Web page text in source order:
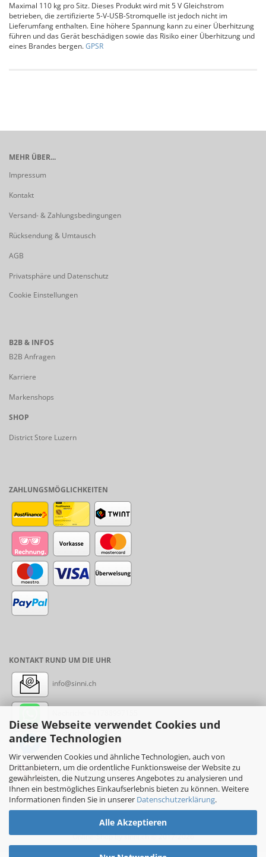
Diese Webseite verwendet Cookies und
andere Technologien
Wir verwenden Cookies und ähnliche Technologien, auch von
Drittanbietern, um die ordentliche Funktionsweise der Website zu
gewährleisten, die Nutzung unseres Angebotes zu analysieren und
Ihnen ein bestmögliches Einkaufserlebnis bieten zu können. Weitere
Informationen finden Sie in unserer Datenschutzerklärung.
Alle Akzeptieren
Maximal 110 kg pro Sitz. Dieses Produkt wird mit 5 V Gleichstrom
betrieben, die zertifizierte 5-V-USB-Stromquelle ist jedoch nicht im
Lieferumfang enthalten. Eine höhere Spannung kann zu einer Überhitzung
führen und das Gerät beschädigen sowie das Risiko einer Überhitzung und
eines Brandes bergen.GPSR
MEHR ÜBER...
Impressum
Kontakt
Versand- & Zahlungsbedingungen
Rücksendung & Umtausch
AGB
Privatsphäre und Datenschutz
Cookie Einstellungen
B2B & INFOS
B2B Anfragen
Karriere
Markenshops
SHOP
District Store Luzern
ZAHLUNGSMÖGLICHKEITEN
KONTAKT RUND UM DIE UHR
info@sinni.ch
Messenger: sinni.ch
Instagram: sinni_ch
Online-Shopby sinni.ch © 2017-2026